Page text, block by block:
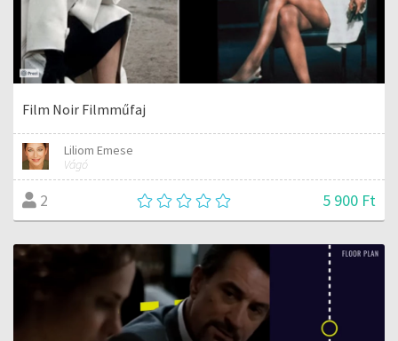
Film Noir Filmműfaj
Liliom Emese
Vágó
2 5 900 Ft